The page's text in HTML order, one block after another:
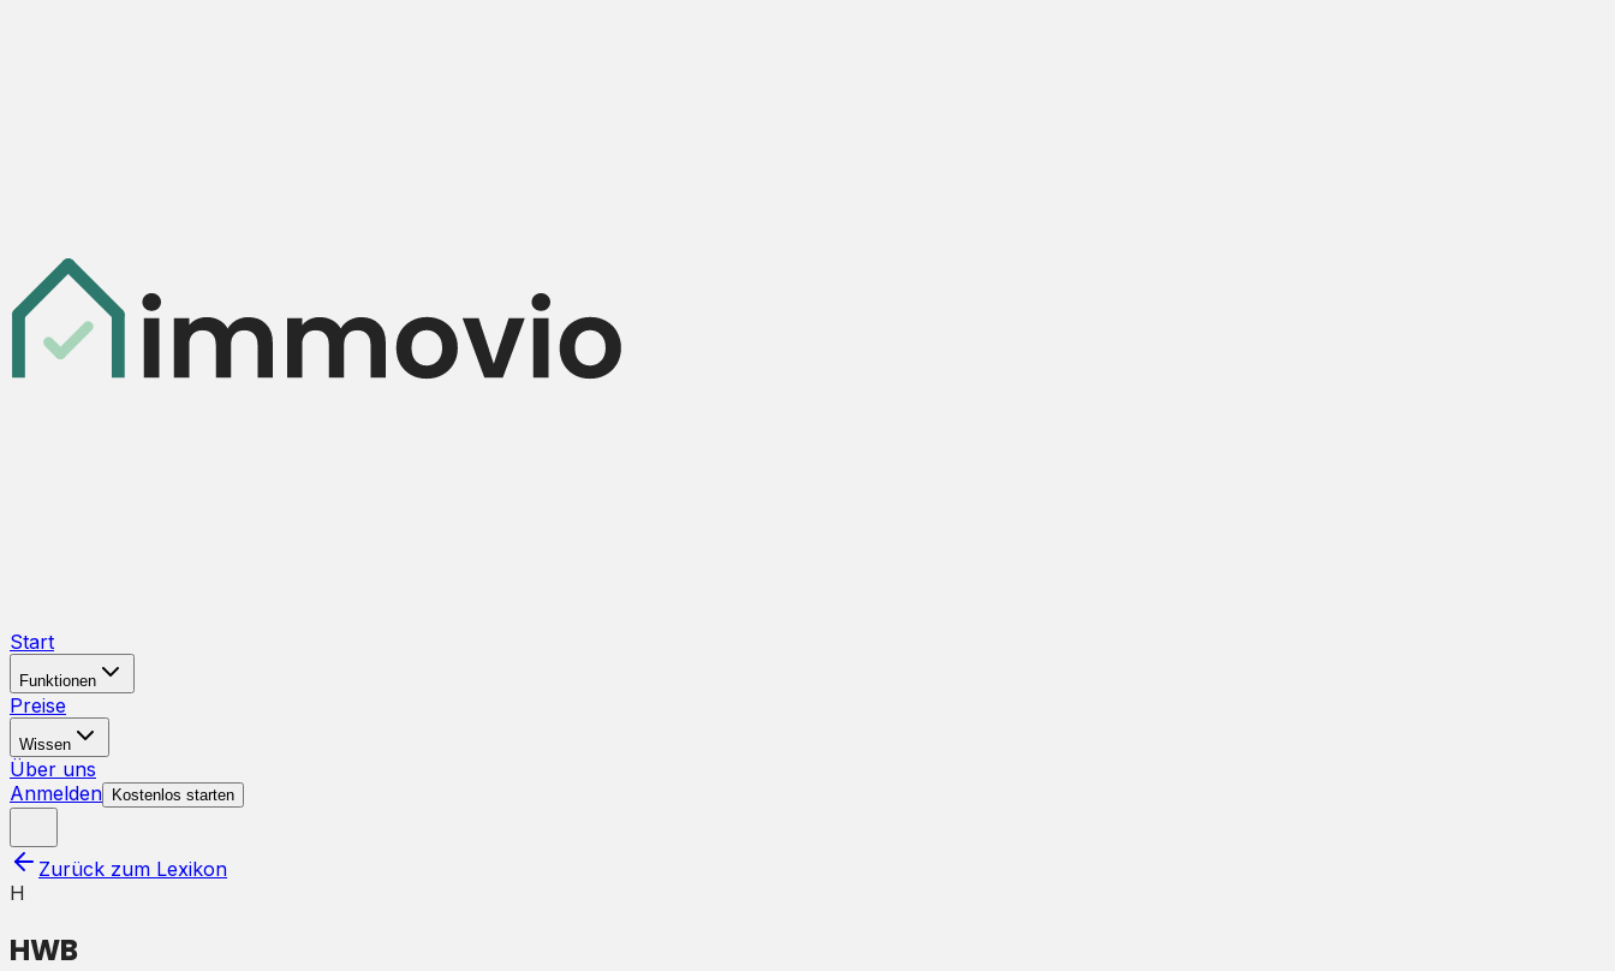
Start
Funktionen
Preise
Wissen
Über uns
Anmelden
Kostenlos starten
Zurück zum Lexikon
H
HWB